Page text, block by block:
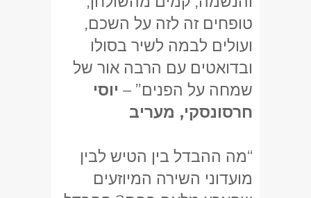
טופחים זה לזה על השכם,
ועולים לבמה לשיר בסולו
ובדואטים עם הרבה אור של
שמחה על הפנים” – יוסי
חרסונסקי, מעריב
“מה ההבדל בין הטיש לבין
מועדוני השירה המיוזעים